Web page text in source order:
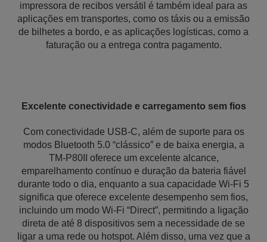
impressora de recibos versátil é também ideal para as
aplicações em transportes, como os táxis ou a emissão
de bilhetes a bordo, e as aplicações logísticas, como a
faturação ou a entrega contra pagamento.
Excelente conectividade e carregamento sem fios
Com conectividade USB-C, além de suporte para os
modos Bluetooth 5.0 “clássico” e de baixa energia, a
TM-P80II oferece um excelente alcance,
emparelhamento contínuo e duração da bateria fiável
durante todo o dia, enquanto a sua capacidade Wi-Fi 5
significa que oferece excelente desempenho sem fios,
incluindo um modo Wi-Fi “Direct”, permitindo a ligação
direta de até 8 dispositivos sem a necessidade de se
ligar a uma rede ou hotspot. Além disso, uma vez que a